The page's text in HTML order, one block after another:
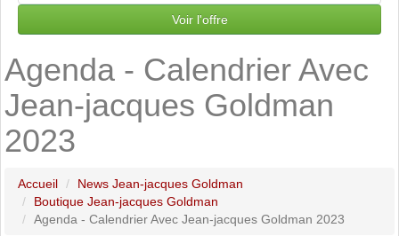
Voir l'offre
Agenda - Calendrier Avec
Jean-jacques Goldman
2023
Accueil
News Jean-jacques Goldman
Boutique Jean-jacques Goldman
Agenda - Calendrier Avec Jean-jacques Goldman 2023